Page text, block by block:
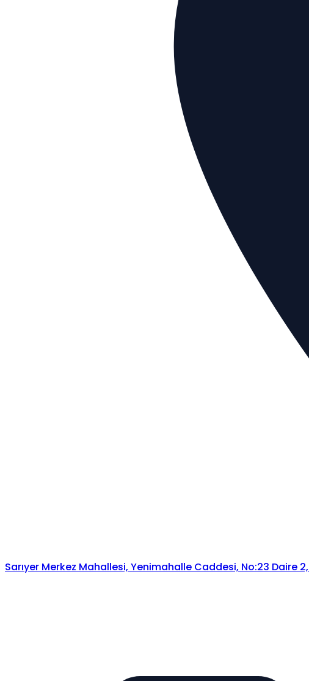
Sarıyer Merkez Mahallesi, Yenimahalle Caddesi, No:23 Daire